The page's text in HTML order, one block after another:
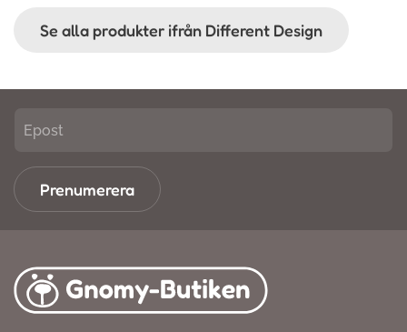
Se alla produkter ifrån Different Design
Prenumerera